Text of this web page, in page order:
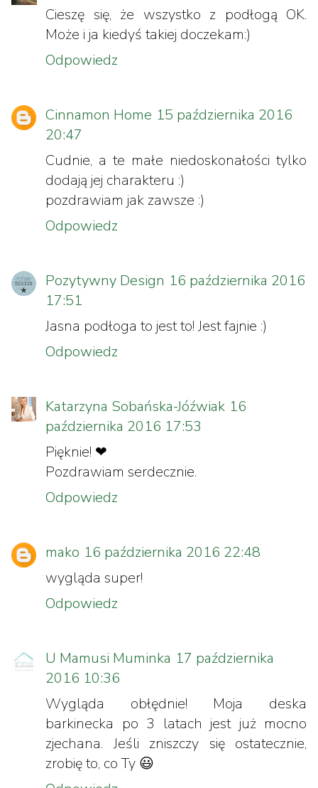
Cieszę się, że wszystko z podłogą OK.
Może i ja kiedyś takiej doczekam:)
Odpowiedz
Cinnamon Home 15 października 2016
20:47
Cudnie, a te małe niedoskonałości tylko
dodają jej charakteru :)
pozdrawiam jak zawsze :)
Odpowiedz
Pozytywny Design 16 października 2016
17:51
Jasna podłoga to jest to! Jest fajnie :)
Odpowiedz
Katarzyna Sobańska-Jóźwiak 16
października 2016 17:53
Pięknie! ❤
Pozdrawiam serdecznie.
Odpowiedz
mako 16 października 2016 22:48
wygląda super!
Odpowiedz
U Mamusi Muminka 17 października
2016 10:36
Wygląda obłędnie! Moja deska
barkinecka po 3 latach jest już mocno
zjechana. Jeśli zniszczy się ostatecznie,
zrobię to, co Ty 😃